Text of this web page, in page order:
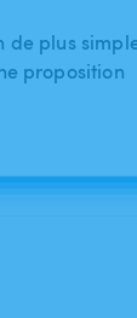
de plus
proposition